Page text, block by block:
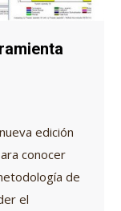
edición
conocer
de
el